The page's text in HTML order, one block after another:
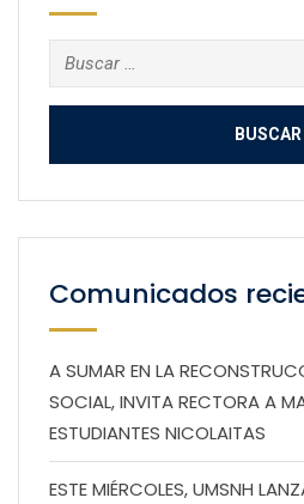
Buscar:
Comunicados
A SUMAR EN LA
SOCIAL, INVITA RECTORA A
ESTUDIANTES NICOLAITAS
ESTE MIÉRCOLES, UMSNH